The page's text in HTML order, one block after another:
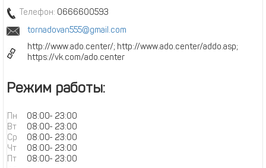
Телефон: 0666600593
tornadovan555@gmail.com
http://www.ado.center/; http://www.ado.center/addo.asp;
https://vk.com/ado.center
Режим работы:
Пн 08:00- 23:00
Вт
08:00- 23:00
Ср
08:00- 23:00
Чт
08:00- 23:00
Пт
08:00- 23:00